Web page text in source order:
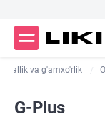
va g'amxo'rlik
G-Plus